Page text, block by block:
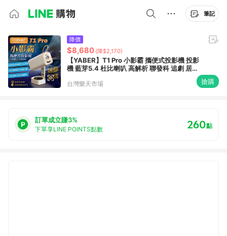
筆記
降價
$8,680 (降$2,170)
【YABER】T1 Pro 小影霸 攜便式投影機 投影
機 藍芽5.4 杜比喇叭 高解析 聯發科 追劇 居家
台灣樂天市場 搶購
訂單成立賺3%
下單享LINE POINTS點數 260點